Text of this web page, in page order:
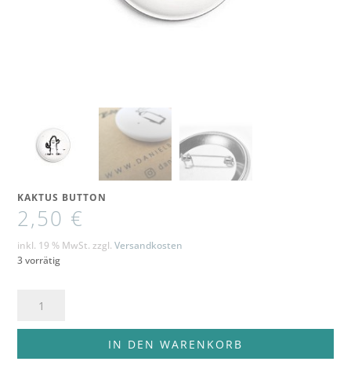
KAKTUS BUTTON
2,50 €
inkl. 19 % MwSt. zzgl.Versandkosten
3 vorrätig
Kaktus
IN DEN WARENKORB